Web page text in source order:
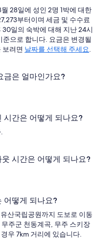
28일에 성인 2명 1박에 대한
부터이며 세금 및 수수료
일의 숙박에 대해 지난 24시
준으로 합니다. 요금은 변경될
보려면 날짜를 선택해 주세요
금은 얼마인가요?
시간은 어떻게 되나요?
시간은 어떻게 되나요?
어떻게 되나요?
산국립공원까지 도보로 이동
주군 천동계곡, 무주 스키장
우 7km 거리에 있습니다.